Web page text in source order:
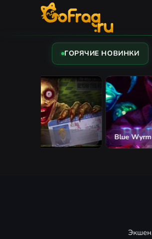
ГОРЯЧИЕ НОВИНКИ
The Mound: Omen of Cthulhu